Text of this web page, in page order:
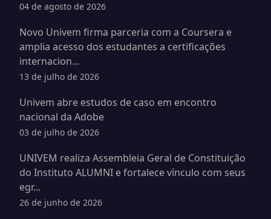
04 de agosto de 2026
Novo Univem firma parceria com a Coursera e
amplia acesso dos estudantes a certificações
internacion...
13 de julho de 2026
Univem abre estudos de caso em encontro
nacional da Adobe
03 de julho de 2026
UNIVEM realiza Assembleia Geral de Constituição
do Instituto ALUMNI e fortalece vínculo com seus
egr...
26 de junho de 2026